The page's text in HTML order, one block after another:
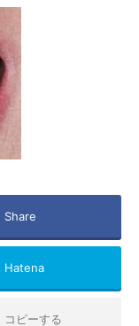
Share
Hatena
コピーする